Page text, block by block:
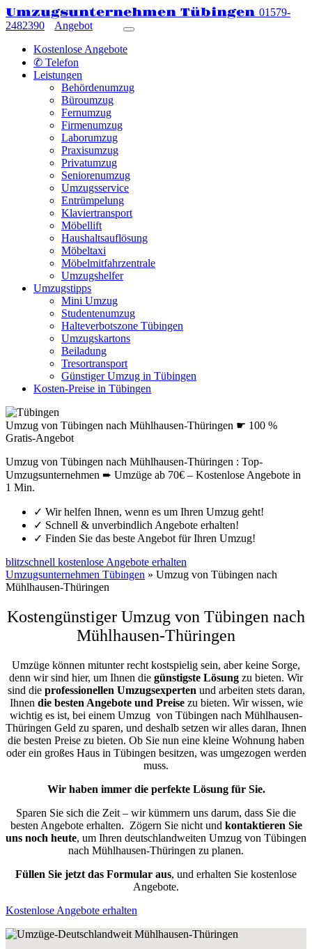
Umzugsunternehmen Tübingen 01579-
2482390
Angebot
Kostenlose Angebote
✆ Telefon
Leistungen
Behördenumzug
Büroumzug
Fernumzug
Firmenumzug
Laborumzug
Praxisumzug
Privatumzug
Seniorenumzug
Umzugsservice
Entrümpelung
Klaviertransport
Möbellift
Haushaltsauflösung
Möbeltaxi
Möbelmitfahrzentrale
Umzugshelfer
Umzugstipps
Mini Umzug
Studentenumzug
Halteverbotszone Tübingen
Umzugskartons
Beiladung
Tresortransport
Günstiger Umzug in Tübingen
Kosten-Preise in Tübingen
Umzug von Tübingen nach Mühlhausen-Thüringen ☛ 100 %
Gratis-Angebot
Umzug von Tübingen nach Mühlhausen-Thüringen : Top-
Umzugsunternehmen ➨ Umzüge ab 70€ – Kostenlose Angebote in
1 Min.
✓ Wir helfen Ihnen, wenn es um Ihren Umzug geht!
✓ Schnell & unverbindlich Angebote erhalten!
✓ Finden Sie das beste Angebot für Ihren Umzug!
blitzschnell kostenlose Angebote erhalten
Umzugsunternehmen Tübingen » Umzug von Tübingen nach
Mühlhausen-Thüringen
Kostengünstiger Umzug von Tübingen nach
Mühlhausen-Thüringen
Umzüge können mitunter recht kostspielig sein, aber keine Sorge,
denn wir sind hier, um Ihnen die günstigste Lösung zu bieten. Wir
sind die professionellen Umzugsexperten und arbeiten stets daran,
Ihnen die besten Angebote und Preisezu bieten. Wir wissen, wie
wichtig es ist, bei einem Umzug von Tübingen nach Mühlhausen-
Thüringen Geld zu sparen, und deshalb setzen wir alles daran, Ihnen
die besten Preise zu bieten. Ob Sie nun eine kleine Wohnung haben
oder ein großes Haus in Tübingen besitzen, was umgezogen werden
muss.
Wir haben immer die perfekte Lösung für Sie.
Sparen Sie sich die Zeit – wir kümmern uns darum, dass Sie die
besten Angebote erhalten. Zögern Sie nicht und kontaktieren Sie
uns noch heute, um Ihren deutschlandweiten Umzug von Tübingen
nach Mühlhausen-Thüringen zu planen.
Füllen Sie jetzt das Formular aus, und erhalten Sie kostenlose
Angebote.
Kostenlose Angebote erhalten